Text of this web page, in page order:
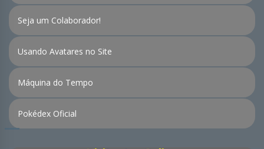
Seja um Colaborador!
Usando Avatares no Site
Máquina do Tempo
Pokédex Oficial